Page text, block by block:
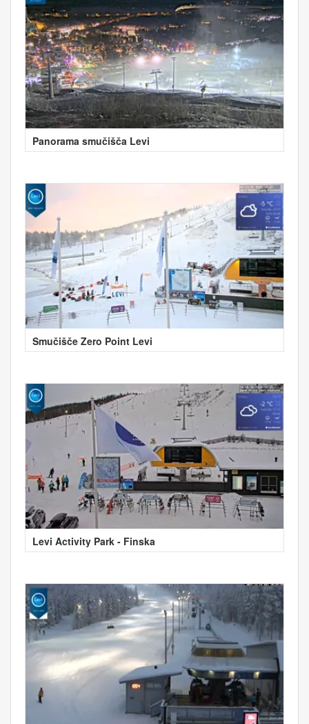
Panorama smučišča Levi
Smučišče Zero Point Levi
Levi Activity Park - Finska